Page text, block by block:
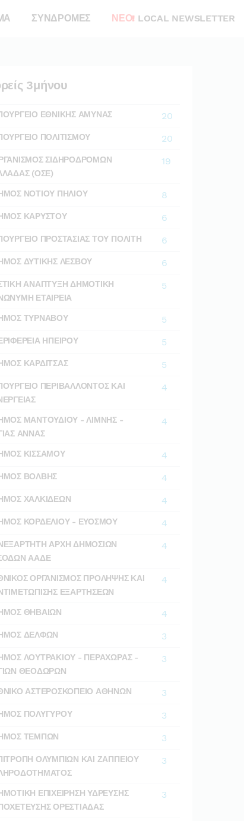
ΣΥΝΔΡΟΜΕΣ ΝΕΟ! LOCAL NEWSLETTER
3μήνου
ΕΘΝΙΚΗΣ ΑΜΥΝΑΣ 20
ΠΟΛΙΤΙΣΜΟΥ 20
ΣΙΔΗΡΟΔΡΟΜΩΝ
(ΟΣΕ)
19
ΝΟΤΙΟΥ ΠΗΛΙΟΥ 8
ΚΑΡΥΣΤΟΥ 6
ΠΡΟΣΤΑΣΙΑΣ ΤΟΥ ΠΟΛΙΤΗ 6
ΔΥΤΙΚΗΣ ΛΕΣΒΟΥ 6
ΑΝΑΠΤΥΞΗ ΔΗΜΟΤΙΚΗ
ΕΤΑΙΡΕΙΑ
5
ΤΥΡΝΑΒΟΥ 5
ΗΠΕΙΡΟΥ 5
ΚΑΡΔΙΤΣΑΣ 5
ΠΕΡΙΒΑΛΛΟΝΤΟΣ ΚΑΙ
4
ΜΑΝΤΟΥΔΙΟΥ - ΛΙΜΝΗΣ -
ΑΝΝΑΣ
4
ΚΙΣΣΑΜΟΥ 4
ΒΟΛΒΗΣ 4
ΧΑΛΚΙΔΕΩΝ 4
ΚΟΡΔΕΛΙΟΥ - ΕΥΟΣΜΟΥ 4
ΑΡΧΗ ΔΗΜΟΣΙΩΝ
ΑΑΔΕ
4
ΟΡΓΑΝΙΣΜΟΣ ΠΡΟΛΗΨΗΣ ΚΑΙ
ΕΞΑΡΤΗΣΕΩΝ
4
ΘΗΒΑΙΩΝ 4
ΔΕΛΦΩΝ 3
ΛΟΥΤΡΑΚΙΟΥ - ΠΕΡΑΧΩΡΑΣ -
ΘΕΟΔΩΡΩΝ
3
ΑΣΤΕΡΟΣΚΟΠΕΙΟ ΑΘΗΝΩΝ 3
ΠΟΛΥΓΥΡΟΥ 3
ΤΕΜΠΩΝ 3
ΟΛΥΜΠΙΩΝ ΚΑΙ ΖΑΠΠΕΙΟΥ
3
ΕΠΙΧΕΙΡΗΣΗ ΥΔΡΕΥΣΗΣ
ΟΡΕΣΤΙΑΔΑΣ
3